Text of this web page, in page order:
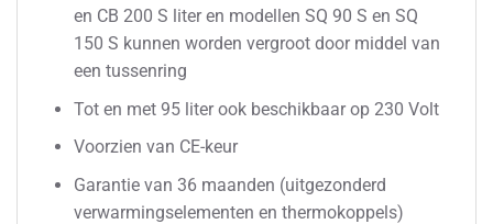
en CB 200 S liter en modellen SQ 90 S en SQ
150 S kunnen worden vergroot door middel van
een tussenring
Tot en met 95 liter ook beschikbaar op 230 Volt
Voorzien van CE-keur
Garantie van 36 maanden (uitgezonderd
verwarmingselementen en thermokoppels)